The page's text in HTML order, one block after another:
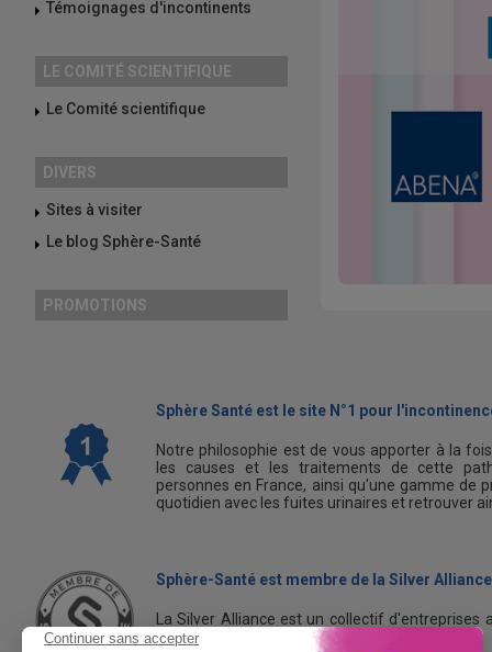
Témoignages d'incontinents
LE COMITÉ SCIENTIFIQUE
Le Comité scientifique
DIVERS
Sites à visiter
Le blog Sphère-Santé
PROMOTIONS
Sphère Santé est le site N°1 pour
Notre philosophie est de vous apporter à la
les causes et les traitements de cette
personnes en France, ainsi qu'une gamme de
quotidien avec les fuites urinaires et retrouver
Sphère-Santé est membre de la Silver Alliance
La Silver Alliance est un collectif d'entreprises
dans le bien vieillir à domicile.